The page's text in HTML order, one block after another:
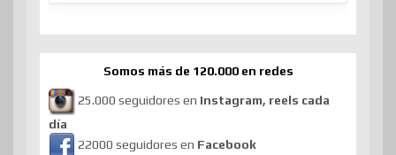
Somos más de 120.000 en redes
25.000 seguidores en Instagram, reels cada
día
22000 seguidores en Facebook